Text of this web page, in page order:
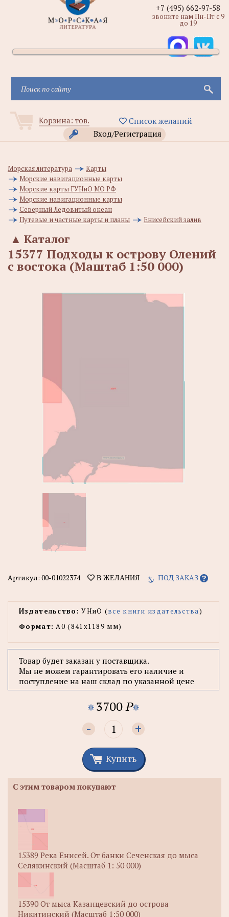
Корзина: тов.
Список желаний
Вход/Регистрация
+7 (495) 662-97-58
звоните нам Пн-Пт с 9
до 19
Морская литература
Карты
Морские навигационные карты
Морские карты ГУНиО МО РФ
Морские навигационные карты
Северный Ледовитый океан
Путевые и частные карты и планы
Енисейский залив
Каталог
▲
15377 Подходы к острову Олений
с востока (Маштаб 1:50 000)
Артикул: 00-01022374 В ЖЕЛАНИЯ ПОД ЗАКАЗ
Издательство: УНиО (все книги издательства)
Формат: А0 (841x1189 мм)
Товар будет заказан у поставщика.
Мы не можем гарантировать его наличие и
поступление на наш склад по указанной цене
3700P
- +
Купить
С этим товаром покупают
15389 Река Енисей. От банки Сеченская до мыса
Селякинский (Масштаб 1: 50 000)
15390 От мыса Казанцевский до острова
Никитинский (Масштаб 1:50 000)